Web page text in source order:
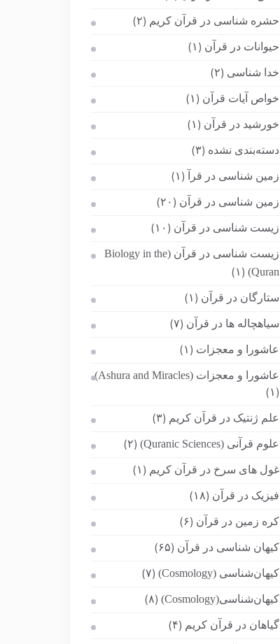
حشره شناسی در قرآن کریم (۲)
حیوانات در قرآن (۱)
خدا شناسی (۲)
خواص آیات قرآن (۱)
خورشید در قرآن (۱)
دسته‌بندی نشده (۳)
زمین شناسی در قرآ (۱)
زمین شناسی در قرآن (۲۰)
زیست شناسی در قرآن (۱۰)
زیست شناسی در قرآن (Biology in the
Quran)
(۱)
ستارگان در قرآن (۱)
سیاهچاله ها در قرآن (۷)
عاشورا و معجزات (۱)
عاشورا و معجزات (Ashura and Miracles)
(۱)
علم ژنتیک در قرآن کریم (۳)
علوم قرآنی (Quranic Sciences) (۲)
غول های سرخ در قرآن کریم (۱)
فیزیک در قرآن (۱۸)
کره زمین در قرآن (۶)
کیهان شناسی در قرآن (۶۵)
کیهان‌شناسی (Cosmology) (۷)
کیهان‌شناسی(Cosmology) (۸)
گیاهان در قرآن کریم (۴)